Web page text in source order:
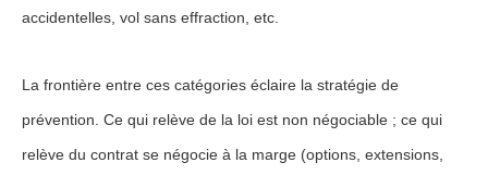
accidentelles, vol sans effraction, etc.
La frontière entre ces catégories éclaire la stratégie de
prévention. Ce qui relève de la loi est non négociable ; ce qui
relève du contrat se négocie à la marge (options, extensions,